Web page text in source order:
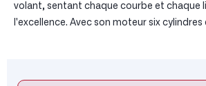
volant, sentant chaque courbe et chaque
l'excellence. Avec son moteur six cylindres